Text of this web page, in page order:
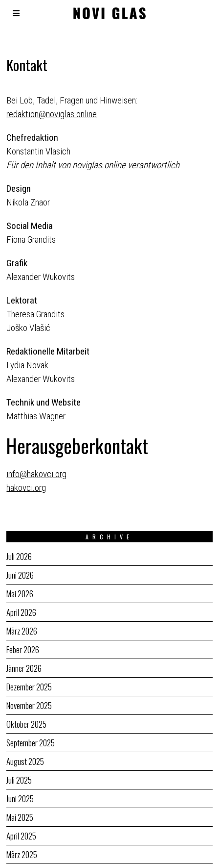
Kontakt
Bei Lob, Tadel, Fragen und Hinweisen:
redaktion@noviglas.online
Chefredaktion
Konstantin Vlasich
Für den Inhalt von noviglas.online verantwortlich
Design
Nikola Znaor
Social Media
Fiona Grandits
Grafik
Alexander Wukovits
Lektorat
Theresa Grandits
Joško Vlašić
Redaktionelle Mitarbeit
Lydia Novak
Alexander Wukovits
Technik und Website
Matthias Wagner
Herausgeberkontakt
info@hakovci.org
hakovci.org
ARCHIVE
Juli 2026
Juni 2026
Mai 2026
April 2026
März 2026
Feber 2026
Jänner 2026
Dezember 2025
November 2025
Oktober 2025
September 2025
August 2025
Juli 2025
Juni 2025
Mai 2025
April 2025
März 2025